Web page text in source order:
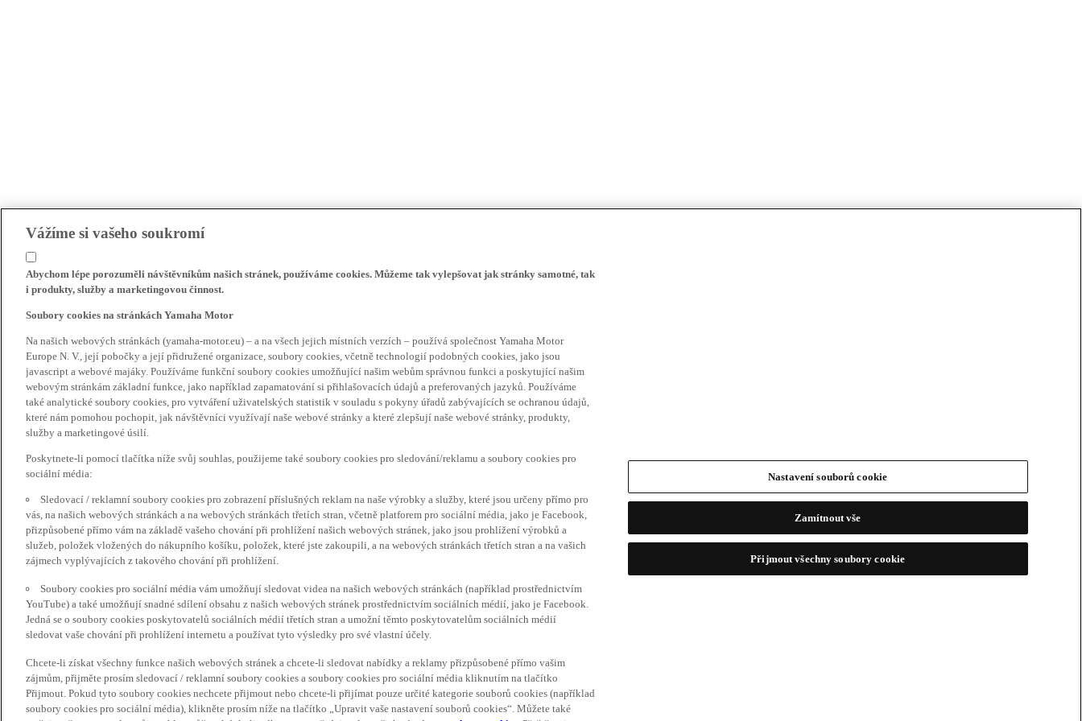
Vážíme si vašeho soukromí
Abychom lépe porozuměli návštěvníkům našich stránek, používáme cookies. Můžeme tak vylepšovat jak stránky samotné, tak
i produkty, služby a marketingovou činnost.
Soubory cookies na stránkách Yamaha Motor
Na našich webových stránkách (yamaha-motor.eu) – a na všech jejich místních verzích – používá společnost Yamaha Motor
Europe N. V., její pobočky a její přidružené organizace, soubory cookies, včetně technologií podobných cookies, jako jsou
javascript a webové majáky. Používáme funkční soubory cookies umožňující našim webům správnou funkci a poskytující našim
webovým stránkám základní funkce, jako například zapamatování si přihlašovacích údajů a preferovaných jazyků. Používáme
také analytické soubory cookies, pro vytváření uživatelských statistik v souladu s pokyny úřadů zabývajících se ochranou údajů,
které nám pomohou pochopit, jak návštěvníci využívají naše webové stránky a které zlepšují naše webové stránky, produkty,
služby a marketingové úsilí.
Poskytnete-li pomocí tlačítka níže svůj souhlas, použijeme také soubory cookies pro sledování/reklamu a soubory cookies pro
sociální média:
Sledovací / reklamní soubory cookies pro zobrazení příslušných reklam na naše výrobky a služby, které jsou určeny přímo pro
vás, na našich webových stránkách a na webových stránkách třetích stran, včetně platforem pro sociální média, jako je Facebook,
přizpůsobené přímo vám na základě vašeho chování při prohlížení našich webových stránek, jako jsou prohlížení výrobků a
služeb, položek vložených do nákupního košíku, položek, které jste zakoupili, a na webových stránkách třetích stran a na vašich
zájmech vyplývajících z takového chování při prohlížení.
Soubory cookies pro sociální média vám umožňují sledovat videa na našich webových stránkách (například prostřednictvím
YouTube) a také umožňují snadné sdílení obsahu z našich webových stránek prostřednictvím sociálních médií, jako je Facebook.
Jedná se o soubory cookies poskytovatelů sociálních médií třetích stran a umožní těmto poskytovatelům sociálních médií
sledovat vaše chování při prohlížení internetu a používat tyto výsledky pro své vlastní účely.
Chcete-li získat všechny funkce našich webových stránek a chcete-li sledovat nabídky a reklamy přizpůsobené přímo vašim
zájmům, přijměte prosím sledovací / reklamní soubory cookies a soubory cookies pro sociální média kliknutím na tlačítko
Přijmout. Pokud tyto soubory cookies nechcete přijmout nebo chcete-li přijímat pouze určité kategorie souborů cookies (například
soubory cookies pro sociální média), klikněte prosím níže na tlačítko „Upravit vaše nastavení souborů cookies“. Můžete také
Nastavení souborů cookie
Zamítnout vše
Přijmout všechny soubory cookie